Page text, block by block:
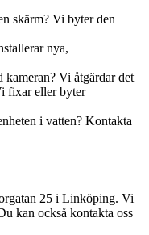
skärm? Vi byter den
nya,
kameran? Vi åtgärdar det
fixar eller byter
i vatten? Kontakta
25 i Linköping. Vi
kan också kontakta oss